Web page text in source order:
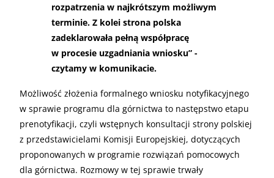
rozpatrzenia w najkrótszym możliwym
terminie. Z kolei strona polska
zadeklarowała pełną współpracę
w procesie uzgadniania wniosku” -
czytamy w komunikacie.
Możliwość złożenia formalnego wniosku notyfikacyjnego
w sprawie programu dla górnictwa to następstwo etapu
prenotyfikacji, czyli wstępnych konsultacji strony polskiej
z przedstawicielami Komisji Europejskiej, dotyczących
proponowanych w programie rozwiązań pomocowych
dla górnictwa. Rozmowy w tej sprawie trwały